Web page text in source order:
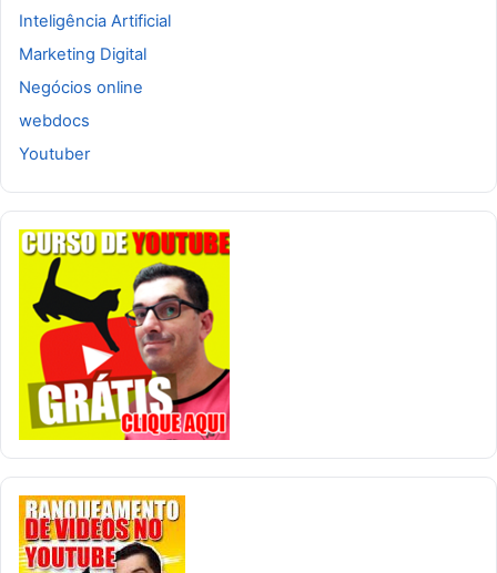
Inteligência Artificial
Marketing Digital
Negócios online
webdocs
Youtuber